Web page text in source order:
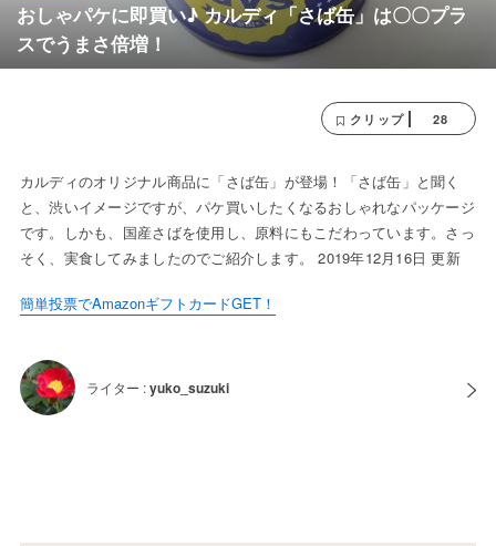
おしゃパケに即買い♪ カルディ「さば缶」は〇〇プラ
スでうまさ倍増！
クリップ 28
カルディのオリジナル商品に「さば缶」が登場！「さば缶」と聞く
と、渋いイメージですが、パケ買いしたくなるおしゃれなパッケージ
です。しかも、国産さばを使用し、原料にもこだわっています。さっ
そく、実食してみましたのでご紹介します。 2019年12月16日 更新
簡単投票でAmazonギフトカードGET！
ライター :yuko_suzuki